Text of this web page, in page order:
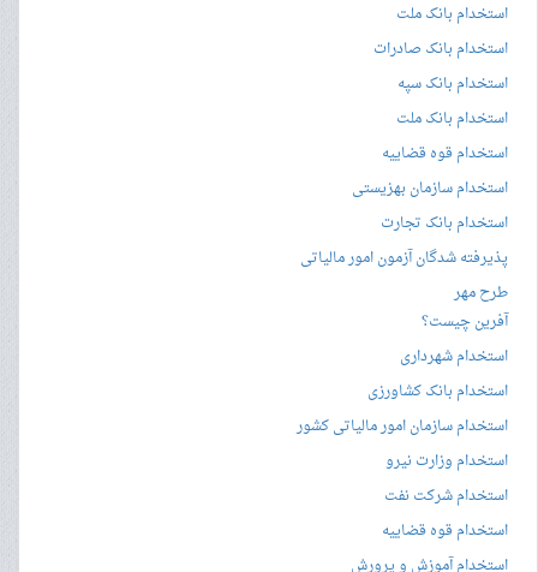
استخدام بانک ملت
استخدام بانک صادرات
استخدام بانک سپه
استخدام بانک ملت
استخدام قوه قضاییه
استخدام سازمان بهزیستی
استخدام بانک تجارت
پذیرفته شدگان آزمون امور مالیاتی
طرح مهر
آفرین چیست؟
استخدام شهرداری
استخدام بانک کشاورزی
استخدام سازمان امور مالیاتی کشور
استخدام وزارت نیرو
استخدام شرکت نفت
استخدام قوه قضاییه
استخدام آموزش و پرورش